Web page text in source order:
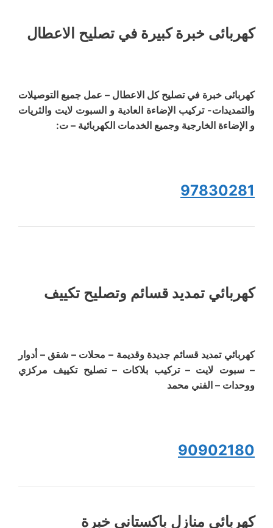
كهربائى خبرة كبيرة في تصليح الاعطال
كهربائى خبرة في تصليح كل الاعطال – عمل جميع التوصيلات
والتمديدات- تركيب الإضاءة العادية و السبوت لايت والثريات
و الإضاءة الخارجية وجميع الخدمات الكهربائية – ت:
97830281
كهربائي تمديد قسائم وتصليح تكييف
كهربائي تمديد قسائم جديدة وقديمة – محلات – شقق – أدوار
– سبوت لايت – تركيب بلاكات – تصليح تكييف مركزي
ووحدات – الفني محمد
90902180
كهربائى منازل باكستاني خبرة